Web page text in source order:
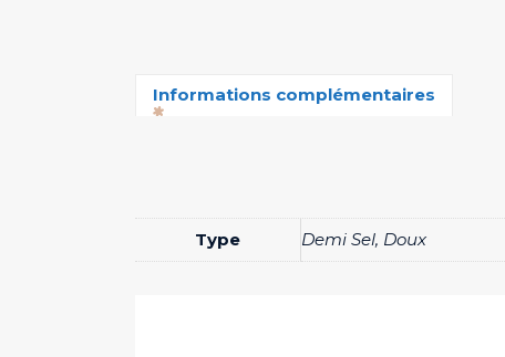
Informations complémentaires
Type Demi Sel, Doux